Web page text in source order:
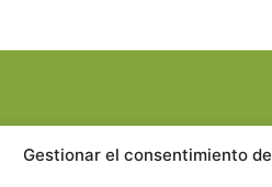
Gestionar el consentimiento